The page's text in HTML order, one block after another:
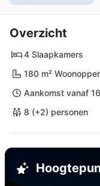
Overzicht
4 Slaapkamers
180 m²
Aankomst vanaf
8 (+2) personen